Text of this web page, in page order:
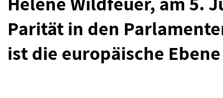
Parität in den
ist die europäische